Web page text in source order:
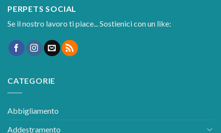
PERPETS SOCIAL
Se il nostro lavoro ti piace... Sostienici con un like:
CATEGORIE
Abbigliamento
Addestramento